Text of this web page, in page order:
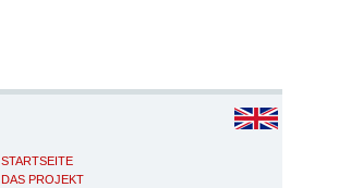
STARTSEITE
DAS PROJEKT